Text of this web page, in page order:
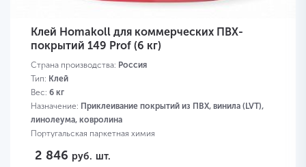
Клей Homakoll для коммерческих ПВХ-
покрытий 149 Prof (6 кг)
Страна производства: Россия
Тип: Клей
Вес: 6 кг
Назначение: Приклеивание покрытий из ПВХ, винила (LVT),
линолеума, ковролина
Португальская паркетная химия
2 846 руб. шт.